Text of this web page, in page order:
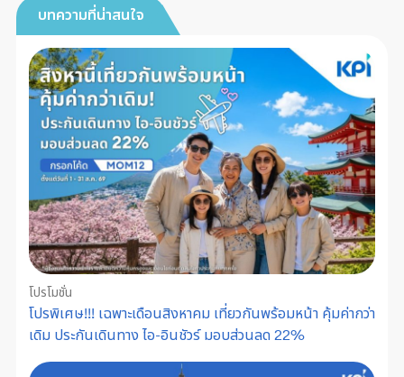
บทความที่น่าสนใจ
โปรโมชั่น
โปรพิเศษ!!! เฉพาะเดือนสิงหาคม เที่ยวกันพร้อมหน้า คุ้มค่ากว่า
เดิม ประกันเดินทาง ไอ-อินชัวร์ มอบส่วนลด 22%